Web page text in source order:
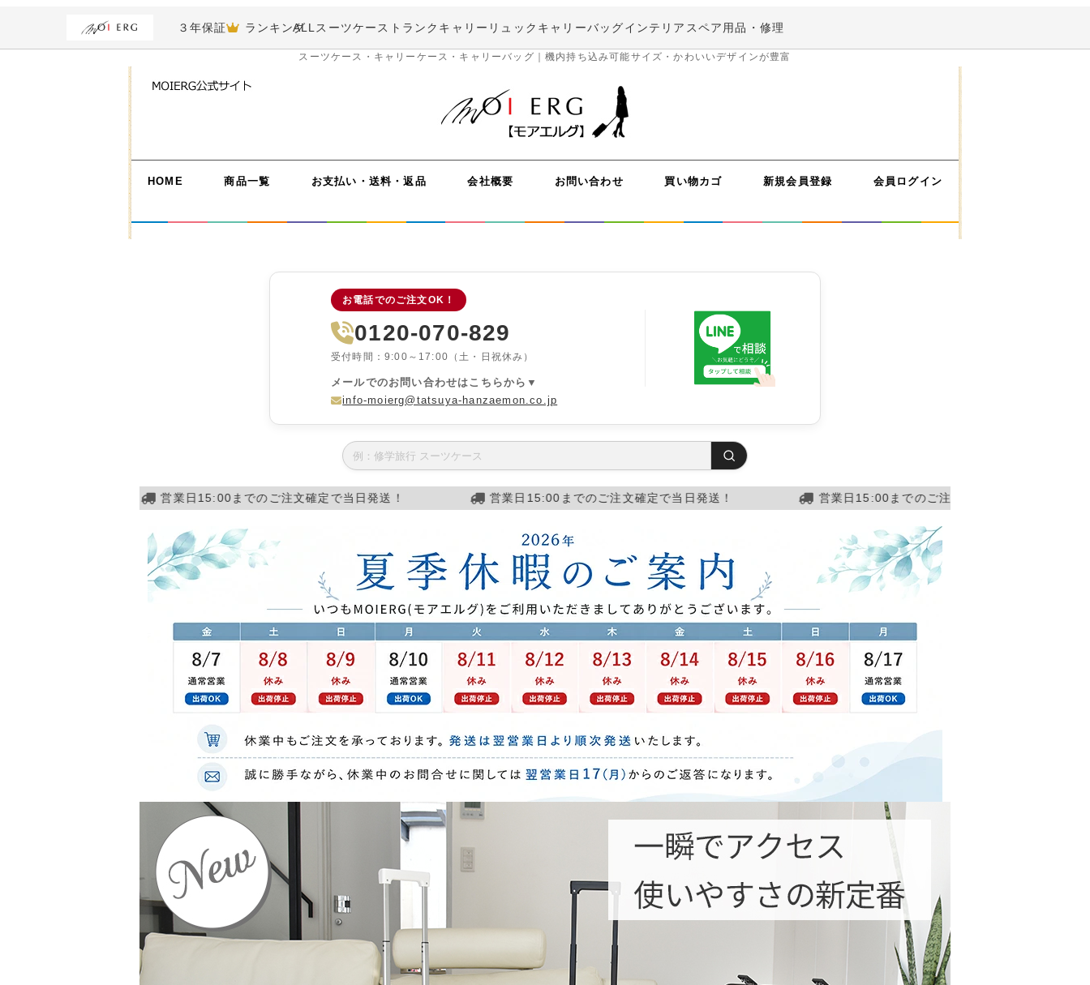
３年保証 ランキング
ALL スーツケース トランクキャリー リュックキャリーバッグインテリア スペア用品・修理
スーツケース・キャリーケース・キャリーバッグ｜機内持ち込み可能サイズ・かわいいデザインが豊富
HOME 商品一覧 お支払い・送料・返品 会社概要 お問い合わせ 買い物カゴ 新規会員登録 会員ログイン
お電話でのご注文OK！
0120-070-829
受付時間：9:00～17:00（土・日祝休み）
メールでのお問い合わせはこちらから▼
info-moierg@tatsuya-hanzaemon.co.jp
営業日15:00までのご注文確定で当日発送！ 営業日15:00までのご注文確定で当日発送！ 営業日15:00までのご注文確定で当日発送！
へ